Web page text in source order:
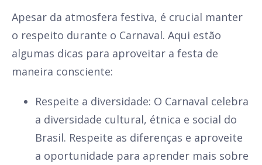
Apesar da atmosfera festiva, é crucial manter
o respeito durante o Carnaval. Aqui estão
algumas dicas para aproveitar a festa de
maneira consciente:
Respeite a diversidade: O Carnaval celebra
a diversidade cultural, étnica e social do
Brasil. Respeite as diferenças e aproveite
a oportunidade para aprender mais sobre